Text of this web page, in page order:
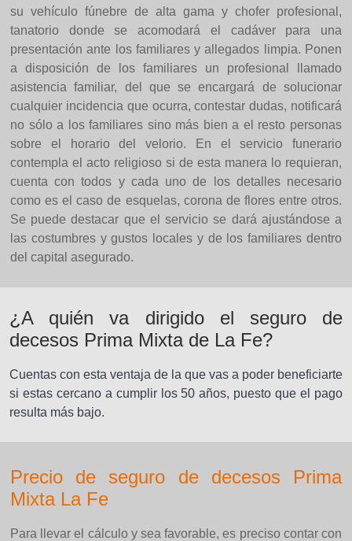
su vehículo fúnebre de alta gama y chofer profesional,
tanatorio donde se acomodará el cadáver para una
presentación ante los familiares y allegados limpia. Ponen
a disposición de los familiares un profesional llamado
asistencia familiar, del que se encargará de solucionar
cualquier incidencia que ocurra, contestar dudas, notificará
no sólo a los familiares sino más bien a el resto personas
sobre el horario del velorio. En el servicio funerario
contempla el acto religioso si de esta manera lo requieran,
cuenta con todos y cada uno de los detalles necesario
como es el caso de esquelas, corona de flores entre otros.
Se puede destacar que el servicio se dará ajustándose a
las costumbres y gustos locales y de los familiares dentro
del capital asegurado.
¿A quién va dirigido el seguro de
decesos Prima Mixta de La Fe?
Cuentas con esta ventaja de la que vas a poder beneficiarte
si estas cercano a cumplir los 50 años, puesto que el pago
resulta más bajo.
Precio de seguro de decesos Prima
Mixta La Fe
Para llevar el cálculo y sea favorable, es preciso contar con